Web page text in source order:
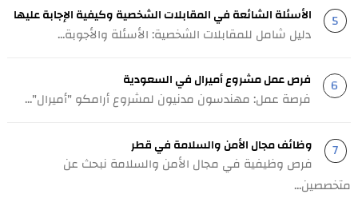
الأسئلة الشائعة في المقابلات الشخصية وكيفية الإجابة عليها
دليل شامل للمقابلات الشخصية: الأسئلة والأجوبة...
فرص عمل مشروع أميرال في السعودية
فرصة عمل: مهندسون مدنيون لمشروع أرامكو "أميرال"...
وظائف مجال الأمن والسلامة في قطر
فرص وظيفية في مجال الأمن والسلامة نبحث عن
متخصصين...